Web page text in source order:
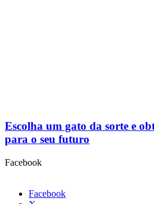
Escolha um gato da sorte e
para o seu futuro
Facebook
Facebook